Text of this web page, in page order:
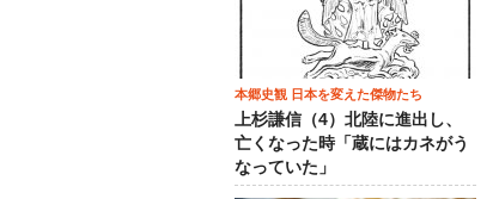
本郷史観 日本を変えた傑物たち
上杉謙信（4）北陸に進出し、
亡くなった時「蔵にはカネがう
なっていた」